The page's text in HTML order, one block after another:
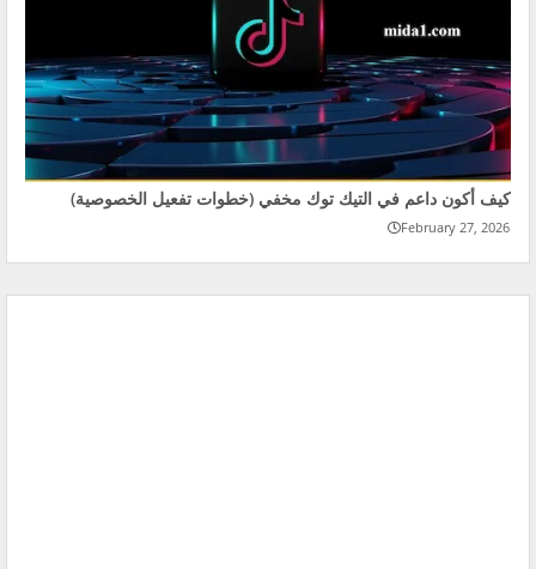
كيف أكون داعم في التيك توك مخفي (خطوات تفعيل الخصوصية)
February 27, 2026